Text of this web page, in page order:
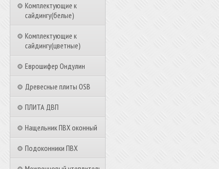
Комплектующие к
сайдингу(белые)
Комплектующие к
сайдингу(цветные)
Еврошифер Ондулин
Древесные плиты OSB
ПЛИТА ДВП
Нащельник ПВХ оконный
Подоконники ПВХ